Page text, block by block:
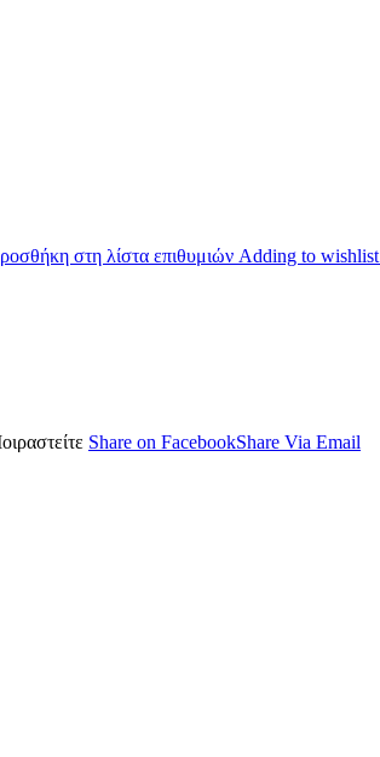
στη λίστα επιθυμιών Adding to wishlist
Share on FacebookShare Via Email